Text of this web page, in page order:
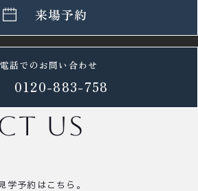
来場予約
話でのお問い合わせ
0120-883-758
us
学予約はこちら。